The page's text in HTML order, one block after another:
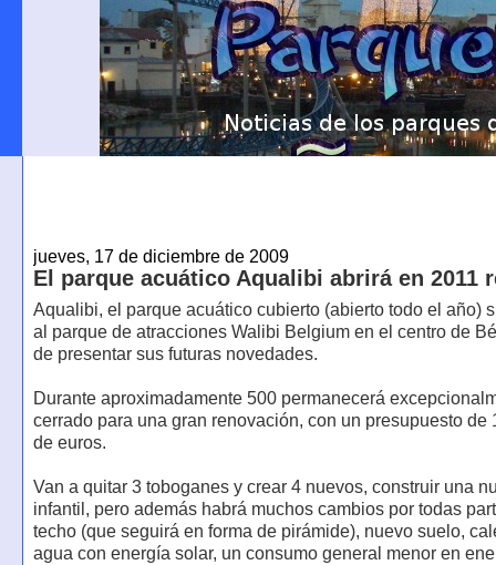
jueves, 17 de diciembre de 2009
El parque acuático Aqualibi abrirá en 2011
Aqualibi, el parque acuático cubierto (abierto todo el año)
al parque de atracciones Walibi Belgium en el centro de
de presentar sus futuras novedades.
Durante aproximadamente 500 permanecerá
cerrado para una gran renovación, con un presupuesto de
de euros.
Van a quitar 3 toboganes y crear 4 nuevos, construir una
infantil, pero además habrá muchos cambios por todas
techo (que seguirá en forma de pirámide), nuevo suelo,
agua con energía solar, un consumo general menor en